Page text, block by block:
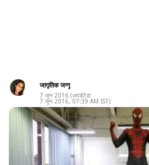
जागृतिक जग्गू
7 जून 2016 (अपडेटेड:
7 जून 2016, 07:39 AM IST)